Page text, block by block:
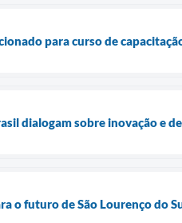
para curso de
dialogam sobre inovação e
o futuro de São Lourenço do